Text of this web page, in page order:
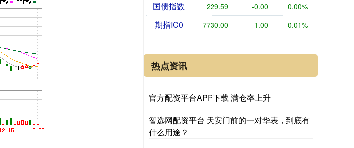
国债指数 229.59 -0.00 0.00%
期指IC0 7730.00 -1.00 -0.01%
热点资讯
官方配资平台APP下载 满仓率上升
智选网配资平台 天安门前的一对华表，到底有
什么用途？